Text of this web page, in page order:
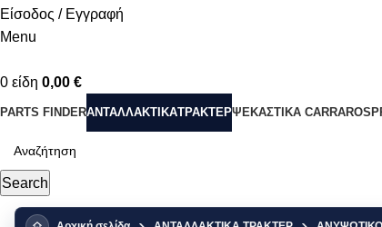
Είσοδος / Εγγραφή
Menu
0 είδη 0,00 €
PARTS FINDERΑΝΤΑΛΛΑΚΤΙΚΑΤΡΑΚΤΕΡΨΕΚΑΣΤΙΚΑ
Search